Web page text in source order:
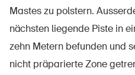
Mastes zu polstern.
nächsten liegende Piste in
zehn Metern befunden und
nicht präparierte Zone